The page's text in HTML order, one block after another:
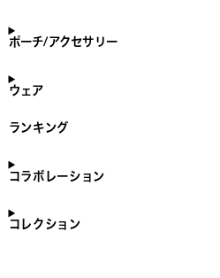
ポーチ/アクセサリー
ウェア
ランキング
コラボレーション
コレクション